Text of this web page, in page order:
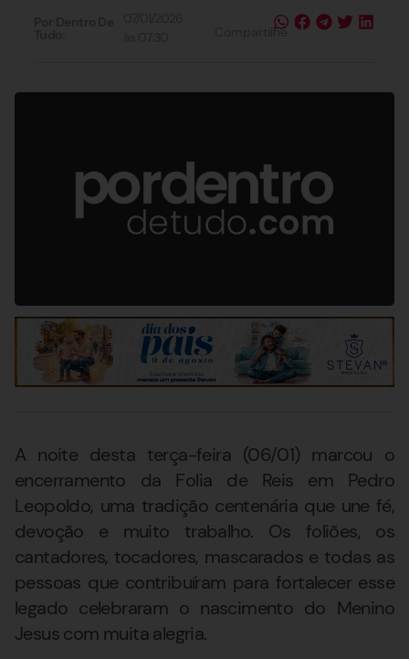
Compartilhe
A noite desta terça-feira (06/01) marcou o
encerramento da Folia de Reis em Pedro
Leopoldo, uma tradição centenária que une fé,
devoção e muito trabalho. Os foliões, os
cantadores, tocadores, mascarados e todas as
pessoas que contribuíram para fortalecer esse
legado celebraram o nascimento do Menino
Jesus com muita alegria.